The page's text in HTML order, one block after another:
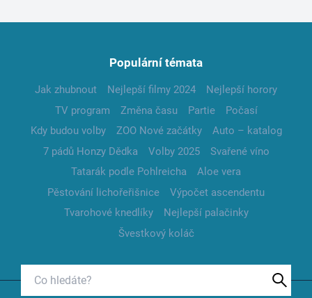
Populární témata
Jak zhubnout Nejlepší filmy 2024
Nejlepší horory
TV program
Změna času Partie
Počasí
Kdy budou volby
ZOO Nové začátky
Auto – katalog
7 pádů Honzy Dědka
Volby 2025
Svařené víno
Tatarák podle Pohlreicha
Aloe vera
Pěstování lichořeřišnice
Výpočet ascendentu
Tvarohové knedlíky
Nejlepší palačinky
Švestkový koláč